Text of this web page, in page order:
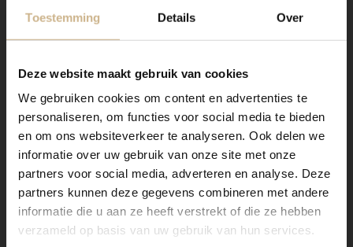
Toestemming Details Over
Deze website maakt gebruik van cookies
We gebruiken cookies om content en advertenties te
personaliseren, om functies voor social media te bieden
en om ons websiteverkeer te analyseren. Ook delen we
informatie over uw gebruik van onze site met onze
partners voor social media, adverteren en analyse. Deze
partners kunnen deze gegevens combineren met andere
informatie die u aan ze heeft verstrekt of die ze hebben
verzameld op basis van uw gebruik van hun services.